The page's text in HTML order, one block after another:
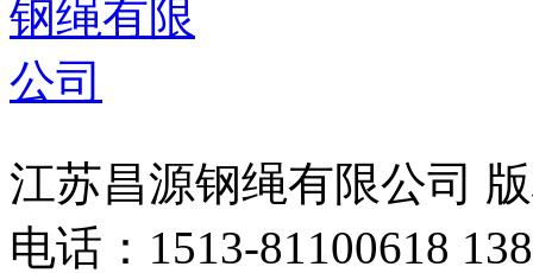
江苏昌源钢绳有限公司
电话：1513-81100618